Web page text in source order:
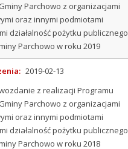
Parchowo z organizacjami
oraz innymi podmiotami
działalność pożytku publicznego
Parchowo w roku 2019
2019-02-13
z realizacji Programu
Parchowo z organizacjami
oraz innymi podmiotami
działalność pożytku publicznego
Parchowo w roku 2018